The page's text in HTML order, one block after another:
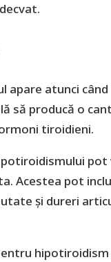
apare atunci
să producă o
tiroidieni.
pot
Acestea pot
și dureri
hipotiroidism